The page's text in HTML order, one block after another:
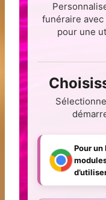
funéraire
pour une
Pour